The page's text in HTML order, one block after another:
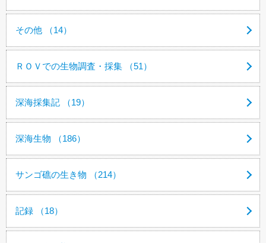
その他 （14）
ＲＯＶでの生物調査・採集 （51）
深海採集記 （19）
深海生物 （186）
サンゴ礁の生き物 （214）
記録 （18）